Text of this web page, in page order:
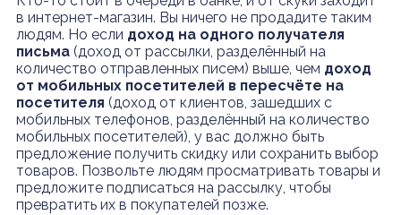
в интернет-магазин. Вы ничего не продадите таким
людям. Но если доход на одного получателя
письма(доход от рассылки, разделённый на
количество отправленных писем) выше, чем доход
от мобильных посетителей в пересчёте на
посетителя (доход от клиентов, зашедших с
мобильных телефонов, разделённый на количество
мобильных посетителей), у вас должно быть
предложение получить скидку или сохранить выбор
товаров. Позвольте людям просматривать товары и
предложите подписаться на рассылку, чтобы
превратить их в покупателей позже.